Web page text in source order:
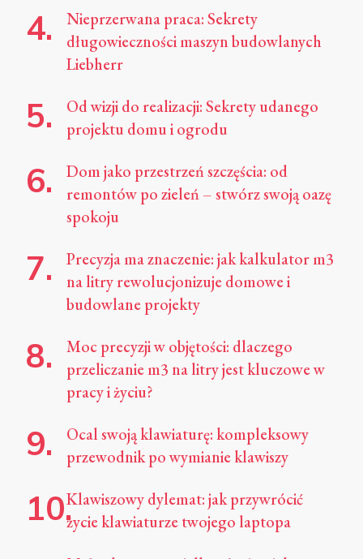
Nieprzerwana praca: Sekrety
długowieczności maszyn budowlanych
Liebherr
Od wizji do realizacji: Sekrety udanego
projektu domu i ogrodu
Dom jako przestrzeń szczęścia: od
remontów po zieleń – stwórz swoją oazę
spokoju
Precyzja ma znaczenie: jak kalkulator m3
na litry rewolucjonizuje domowe i
budowlane projekty
Moc precyzji w objętości: dlaczego
przeliczanie m3 na litry jest kluczowe w
pracy i życiu?
Ocal swoją klawiaturę: kompleksowy
przewodnik po wymianie klawiszy
Klawiszowy dylemat: jak przywrócić
życie klawiaturze twojego laptopa